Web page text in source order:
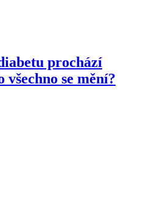
prochází
se mění?